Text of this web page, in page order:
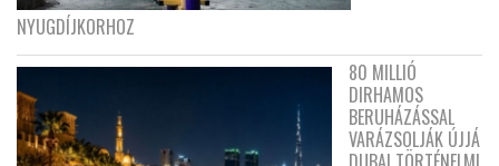
NYUGDÍJKORHOZ
80 MILLIÓ
DIRHAMOS
BERUHÁZÁSSAL
VARÁZSOLJÁK ÚJJÁ